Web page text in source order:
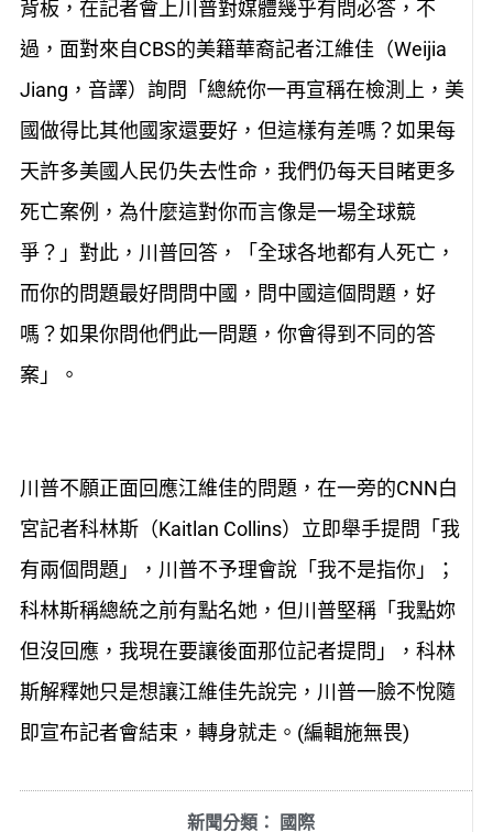
背板，在記者會上川普對媒體幾乎有問必答，不
過，面對來自CBS的美籍華裔記者江維佳（Weijia
Jiang，音譯）詢問「總統你一再宣稱在檢測上，美
國做得比其他國家還要好，但這樣有差嗎？如果每
天許多美國人民仍失去性命，我們仍每天目睹更多
死亡案例，為什麼這對你而言像是一場全球競
爭？」對此，川普回答，「全球各地都有人死亡，
而你的問題最好問問中國，問中國這個問題，好
嗎？如果你問他們此一問題，你會得到不同的答
案」。
川普不願正面回應江維佳的問題，在一旁的CNN白
宮記者科林斯（Kaitlan Collins）立即舉手提問「我
有兩個問題」，川普不予理會說「我不是指你」；
科林斯稱總統之前有點名她，但川普堅稱「我點妳
但沒回應，我現在要讓後面那位記者提問」，科林
斯解釋她只是想讓江維佳先說完，川普一臉不悅隨
即宣布記者會結束，轉身就走。(編輯施無畏)
新聞分類： 國際